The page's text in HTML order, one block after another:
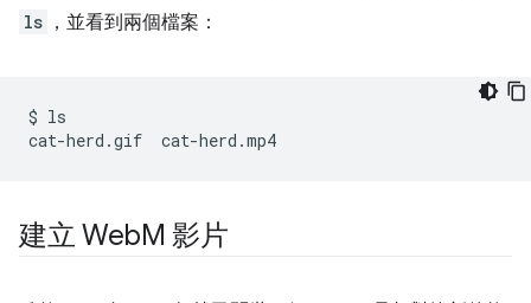
ls ，並看到兩個檔案：
$ ls
cat-herd.gif
建立 WebM 影片